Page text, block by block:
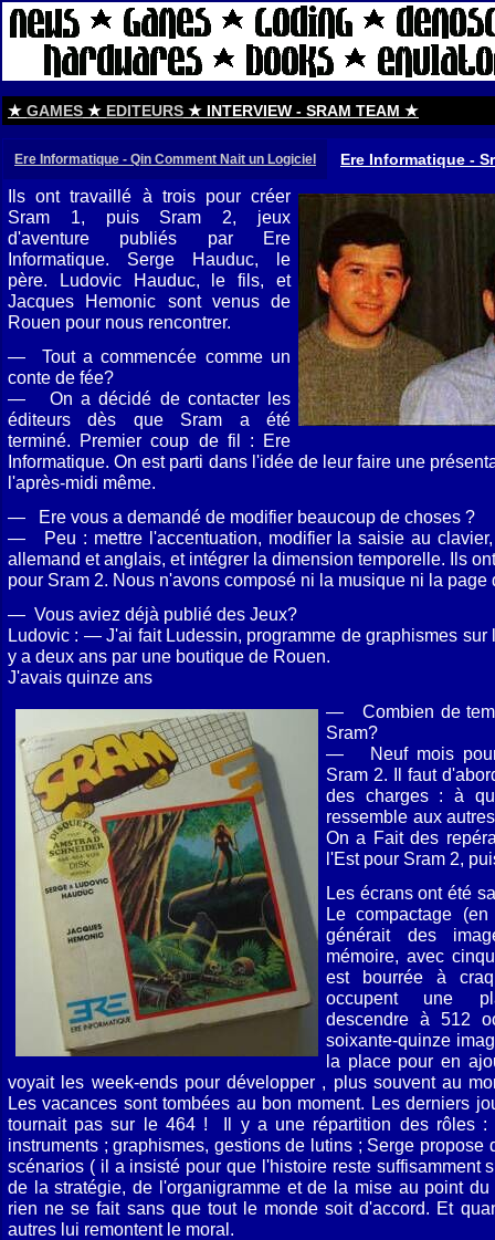
★ GAMES ★ EDITEURS ★ INTERVIEW - SRAM TEAM ★
Ere Informatique - Qin Comment Nait un Logiciel Ere Informatique -
Ils ont travaillé à trois pour créer
Sram 1, puis Sram 2, jeux
d'aventure publiés par Ere
Informatique. Serge Hauduc, le
père. Ludovic Hauduc, le fils, et
Jacques Hemonic sont venus de
Rouen pour nous rencontrer.
— Tout a commencée comme un
conte de fée?
— On a décidé de contacter les
éditeurs dès que Sram a été
terminé. Premier coup de fil : Ere
Informatique. On est parti dans l'idée de leur faire une
l'après-midi même.
— Ere vous a demandé de modifier beaucoup de choses ?
— Peu : mettre l'accentuation, modifier la saisie au clavier,
allemand et anglais, et intégrer la dimension temporelle. Ils
pour Sram 2. Nous n'avons composé ni la musique ni la page
— Vous aviez déjà publié des Jeux?
Ludovic : — J'ai fait Ludessin, programme de graphismes sur
y a deux ans par une boutique de Rouen.
J'avais quinze ans
— Combien de
Sram?
— Neuf mois pour
Sram 2. Il faut
des charges : à
ressemble aux
On a Fait des
l'Est pour Sram 2,
Les écrans ont été
Le compactage
générait des
mémoire, avec
est bourrée à
occupent une
descendre à 512
soixante-quinze
la place pour en
voyait les week-ends pour développer , plus souvent au
Les vacances sont tombées au bon moment. Les derniers
tournait pas sur le 464 ! Il y a une répartition des rôles :
instruments ; graphismes, gestions de lutins ; Serge propose
scénarios ( il a insisté pour que l'histoire reste suffisamment
de la stratégie, de l'organigramme et de la mise au point
rien ne se fait sans que tout le monde soit d'accord. Et
autres lui remontent le moral.